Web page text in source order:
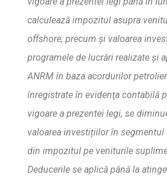
calculează impozitul asupra
offshore, precumși valoarea
programele de lucrări realizateși
ANRMîn baza acordurilor
înregistrate în evidenta contabilă
vigoare a prezentei legi, se
valoarea investițiilor în segmentul
din impozitul pe veniturile
Deducerile se aplică până la